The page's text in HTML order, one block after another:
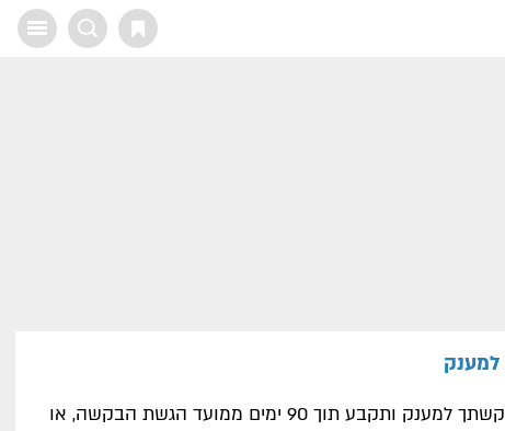
רשות המסים תבדוק את בקשתך למענק ותקבע תוך 90 ימים ממועד הגשת הבקשה, או
X